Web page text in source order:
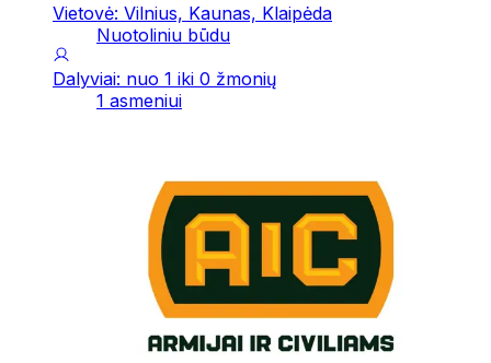
Vietovė: Vilnius, Kaunas, Klaipėda
Nuotoliniu būdu
Dalyviai: nuo 1 iki 0 žmonių
1 asmeniui